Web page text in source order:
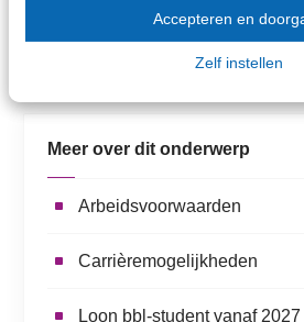
Accepteren en
Zelf instellen
Arbeidsmarktcommunicatie
E cbergkamp@sra.nl
E
T030
Meer over dit onderwerp
Arbeidsvoorwaarden
Carrièremogelijkheden
Loon bbl-student vanaf